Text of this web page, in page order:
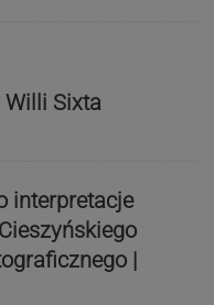
Willi Sixta
interpretacje
|